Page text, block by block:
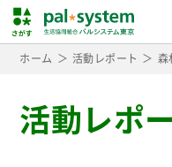
ホーム 活動レポート 森
活動レポ